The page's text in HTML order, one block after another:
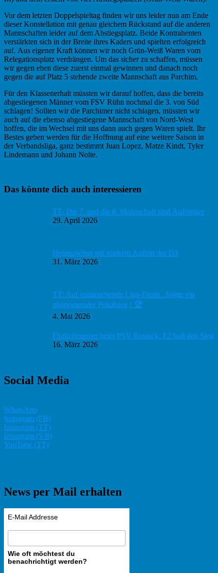
Vor dem letzten Doppelspieltag finden wir uns leider nun am Ende
dieser Konstellation mit genau gleichem Rückstand auf die anderen
Mannschaften leider auf dem Abstiegsplatz. Beide Kontrahenten
verstärkten sich in der Breite ihres Kaders und spielten erfolgreich
auf. Aus eigener Kraft können wir noch Grün-Weiß Waren vom
Relegationsplatz verdrängen. Um das sicher zu schaffen, müssen
wir gegen eben diese zuerst einmal gewinnen und danach noch
gegen die auf Platz 5 stehende zweite Mannschaft aus Parchim.
Für den Klassenerhalt müssten wir darauf hoffen, dass die bereits
abgestiegenen Männer vom FSV Rühn nochmal die 3. von Süd
schlagen! Sollten wir die Parchimer nicht schlagen, müssten wir
auch auf die ebenso abgestiegene Mannschaft von Nord-West
hoffen, die im Wechsel mit uns dann auch gegen Waren spielt. Ihr
Bestes geben werden für die Hoffnung auf eine weitere Saison in
der Verbandsliga, ganz bestimmt Juan Lopez, Matze Kindt, Tyler
Lindemann und Johann Nolte.
Haupt-
Das könnte dich auch interessieren
TT- Die 7. und die 8. Mannschaft sind Aufsteiger
29. April 2026
Heimspieltag mit starkem Auftritt der D3
31. März 2026
TT: Auf enttäuschende Liga-Finals ..folgte ein
phänomenaler Pokalsieg ! 🏆
4. Mai 2026
Flutlichtturnier beim PSV Rostock: E2 holt den Sieg
16. März 2026
Social Media
WhatsApp
Instagram (FB)
Instagram (TT)
Instagram (VB)
YouTube (TT)
News per Mail erhalten
E-Mail Addresse
Wie oft möchtest du
benachrichtigt werden?